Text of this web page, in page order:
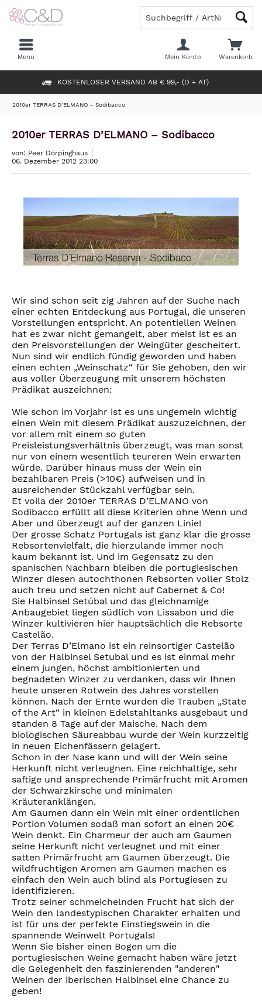
KOSTENLOSER VERSAND AB € 99,- (D + AT)
Warenkorb
Mein Konto
Menü
2010er TERRAS D’ELMANO – Sodibacco
2010er TERRAS D’ELMANO – Sodibacco
von: Peer Dörpinghaus
06. Dezember 2012 23:00
Wir sind schon seit zig Jahren auf der Suche nach
einer echten Entdeckung aus Portugal, die unseren
Vorstellungen entspricht. An potentiellen Weinen
hat es zwar nicht gemangelt, aber meist ist es an
den Preisvorstellungen der Weingüter gescheitert.
Nun sind wir endlich fündig geworden und haben
einen echten „Weinschatz“ für Sie gehoben, den wir
aus voller Überzeugung mit unserem höchsten
Prädikat auszeichnen:
Wie schon im Vorjahr ist es uns ungemein wichtig
einen Wein mit diesem Prädikat auszuzeichnen, der
vor allem mit einem so guten
Preisleistungsverhältnis überzeugt, was man sonst
nur von einem wesentlich teureren Wein erwarten
würde. Darüber hinaus muss der Wein ein
bezahlbaren Preis (>10€) aufweisen und in
ausreichender Stückzahl verfügbar sein.
Et voila der 2010er TERRAS D’ELMANO von
Sodibacco erfüllt all diese Kriterien ohne Wenn und
Aber und überzeugt auf der ganzen Linie!
Der grosse Schatz Portugals ist ganz klar die grosse
Rebsortenvielfalt, die hierzulande immer noch
kaum bekannt ist. Und im Gegensatz zu den
spanischen Nachbarn bleiben die portugiesischen
Winzer diesen autochthonen Rebsorten voller Stolz
auch treu und setzen nicht auf Cabernet & Co!
Sie Halbinsel Setúbal und das gleichnamige
Anbaugebiet liegen südlich von Lissabon und die
Winzer kultivieren hier hauptsächlich die Rebsorte
Castelão.
Der Terras D’Elmano ist ein reinsortiger Castelão
von der Halbinsel Setubal und es ist einmal mehr
einem jungen, höchst ambitionierten und
begnadeten Winzer zu verdanken, dass wir Ihnen
heute unseren Rotwein des Jahres vorstellen
können. Nach der Ernte wurden die Trauben „State
of the Art“ in kleinen Edelstahltanks ausgebaut und
standen 8 Tage auf der Maische. Nach dem
biologischen Säureabbau wurde der Wein kurzzeitig
in neuen Eichenfässern gelagert.
Schon in der Nase kann und will der Wein seine
Herkunft nicht verleugnen. Eine reichhaltige, sehr
saftige und ansprechende Primärfrucht mit Aromen
der Schwarzkirsche und minimalen
Kräuteranklängen.
Am Gaumen dann ein Wein mit einer ordentlichen
Portion Volumen sodaß man sofort an einen 20€
Wein denkt. Ein Charmeur der auch am Gaumen
seine Herkunft nicht verleugnet und mit einer
satten Primärfrucht am Gaumen überzeugt. Die
wildfruchtigen Aromen am Gaumen machen es
einfach den Wein auch blind als Portugiesen zu
identifizieren.
Trotz seiner schmeichelnden Frucht hat sich der
Wein den landestypischen Charakter erhalten und
ist für uns der perfekte Einstiegswein in die
spannende Weinwelt Portugals!
Wenn Sie bisher einen Bogen um die
portugiesischen Weine gemacht haben wäre jetzt
die Gelegenheit den faszinierenden "anderen"
Weinen der iberischen Halbinsel eine Chance zu
geben!